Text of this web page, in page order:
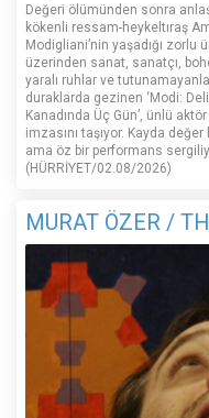
Değeri ölümünden sonra
kökenli ressam-heykeltıraş
Modigliani’nin yaşadığı zorlu
üzerinden sanat, sanatçı,
yaralı ruhlar ve
duraklarda gezinen ‘Modi:
Kanadında Üç Gün’, ünlü
imzasını taşıyor. Kayda
ama öz bir performans
(HÜRRİYET/02.08/2026)
MURAT ÖZER /